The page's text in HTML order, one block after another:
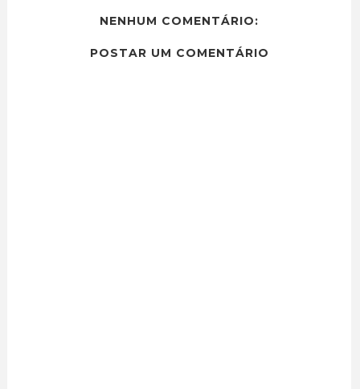
NENHUM COMENTÁRIO:
POSTAR UM COMENTÁRIO